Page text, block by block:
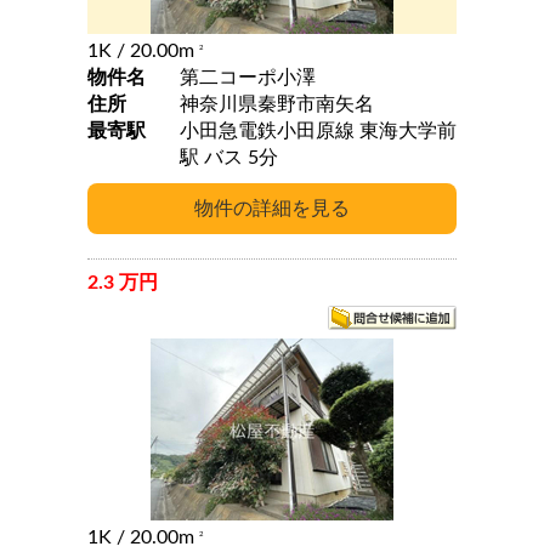
1K / 20.00m 2
物件名
第二コーポ小澤
住所
神奈川県秦野市南矢名
最寄駅
小田急電鉄小田原線 東海大学前
駅 バス 5分
2.3 万円
1K / 20.00m 2